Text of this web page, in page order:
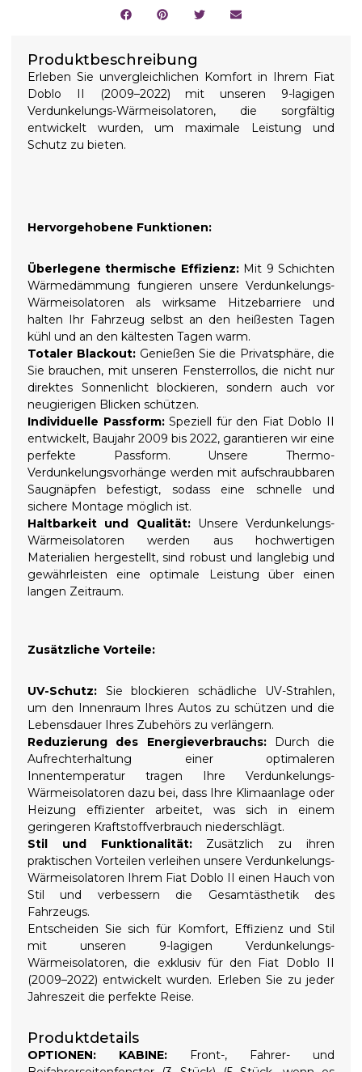
Produktbeschreibung
Erleben Sie unvergleichlichen Komfort in Ihrem Fiat
Doblo II (2009–2022) mit unseren 9-lagigen
Verdunkelungs-Wärmeisolatoren, die sorgfältig
entwickelt wurden, um maximale Leistung und
Schutz zu bieten.
Hervorgehobene Funktionen:
Überlegene thermische Effizienz:Mit 9 Schichten
Wärmedämmung fungieren unsere Verdunkelungs-
Wärmeisolatoren als wirksame Hitzebarriere und
halten Ihr Fahrzeug selbst an den heißesten Tagen
kühl und an den kältesten Tagen warm.
Totaler Blackout:Genießen Sie die Privatsphäre, die
Sie brauchen, mit unseren Fensterrollos, die nicht nur
direktes Sonnenlicht blockieren, sondern auch vor
neugierigen Blicken schützen.
Individuelle Passform:Speziell für den Fiat Doblo II
entwickelt, Baujahr 2009 bis 2022, garantieren wir eine
perfekte Passform. Unsere Thermo-
Verdunkelungsvorhänge werden mit aufschraubbaren
Saugnäpfen befestigt, sodass eine schnelle und
sichere Montage möglich ist.
Haltbarkeit und Qualität:Unsere Verdunkelungs-
Wärmeisolatoren werden aus hochwertigen
Materialien hergestellt, sind robust und langlebig und
gewährleisten eine optimale Leistung über einen
langen Zeitraum.
Zusätzliche Vorteile:
UV-Schutz: Sie blockieren schädliche UV-Strahlen,
um den Innenraum Ihres Autos zu schützen und die
Lebensdauer Ihres Zubehörs zu verlängern.
Reduzierung des Energieverbrauchs:Durch die
Aufrechterhaltung einer optimaleren
Innentemperatur tragen Ihre Verdunkelungs-
Wärmeisolatoren dazu bei, dass Ihre Klimaanlage oder
Heizung effizienter arbeitet, was sich in einem
geringeren Kraftstoffverbrauch niederschlägt.
Stil und Funktionalität:Zusätzlich zu ihren
praktischen Vorteilen verleihen unsere Verdunkelungs-
Wärmeisolatoren Ihrem Fiat Doblo II einen Hauch von
Stil und verbessern die Gesamtästhetik des
Fahrzeugs.
Entscheiden Sie sich für Komfort, Effizienz und Stil
mit unseren 9-lagigen Verdunkelungs-
Wärmeisolatoren, die exklusiv für den Fiat Doblo II
(2009–2022) entwickelt wurden. Erleben Sie zu jeder
Jahreszeit die perfekte Reise.
Produktdetails
OPTIONEN: KABINE: Front-, Fahrer- und